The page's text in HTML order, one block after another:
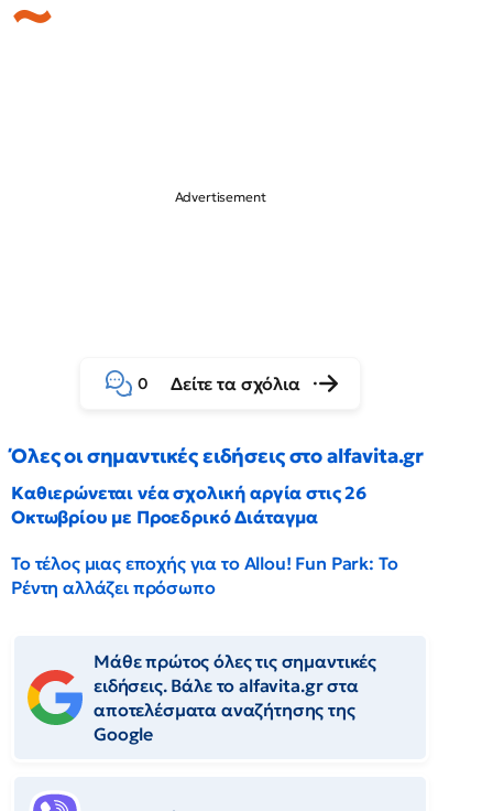
0 Δείτε τα σχόλια
Όλες οι σημαντικές ειδήσεις στο alfavita.gr
Καθιερώνεται νέα σχολική αργία στις 26
Οκτωβρίου με Προεδρικό Διάταγμα
Το τέλος μιας εποχής για το Allou! Fun Park: Το
Ρέντη αλλάζει πρόσωπο
Μάθε πρώτος όλες τις σημαντικές
ειδήσεις. Βάλε το alfavita.gr στα
αποτελέσματα αναζήτησης της
Google